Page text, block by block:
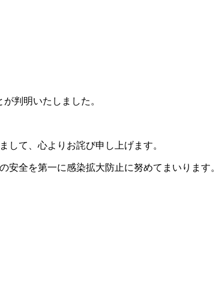
判明いたしました。
して、心よりお詫び申し上げます。
全を第一に感染拡大防止に努めてまいります。